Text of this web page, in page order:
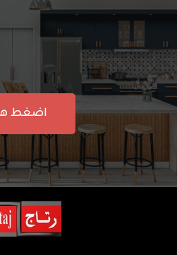
اضغط